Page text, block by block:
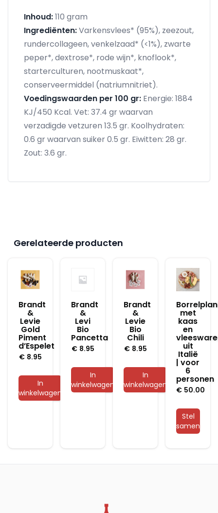
Inhoud:110 gram
Ingrediënten:Varkensvlees* (95%), zeezout,
rundercollageen, venkelzaad* (<1%), zwarte
peper*, dextrose*, rode wijn*, knoflook*,
starterculturen, nootmuskaat*,
conserveermiddel (natriumnitriet).
Voedingswaarden per 100 gr: Energie: 1884
KJ/450 Kcal. Vet: 37.4 gr waarvan
verzadigde vetzuren 13.5 gr. Koolhydraten:
0.6 gr waarvan suiker 0.5 gr. Eiwitten: 28 gr.
Zout: 3.6 gr.
Gerelateerde producten
Brandt
&
Levie
Gold
Piment
d’Espelet
€ 8.95
In
winkelwagen
Brandt
&
Levi
Bio
Pancetta
€ 8.95
In
winkelwagen
Brandt
&
Levie
Bio
Chili
€ 8.95
In
winkelwagen
met
kaas
en
uit
Italië
| voor
6
personen
€ 50.00
Stel
samen